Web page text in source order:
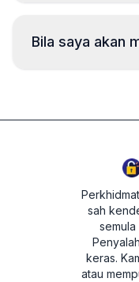
dikeluarkan dan
perlu dibaca.
Bila saya akan
sah
keras.
atau